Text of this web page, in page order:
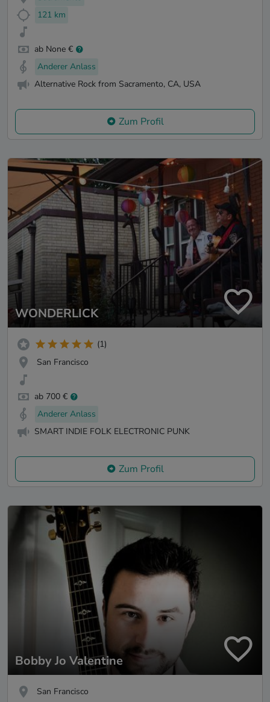
121 km
ab None €
Anderer Anlass
Alternative Rock from Sacramento, CA, USA
Zum Profil
WONDERLICK
(1)
San Francisco
ab 700 €
Anderer Anlass
SMART INDIE FOLK ELECTRONIC PUNK
Zum Profil
Bobby Jo Valentine
San Francisco